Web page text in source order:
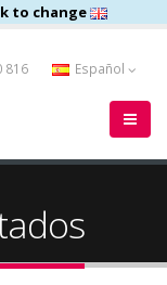
to change
816 Español